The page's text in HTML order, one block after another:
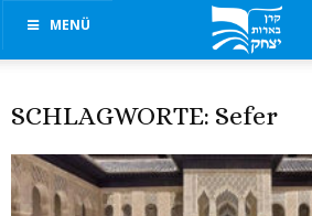
MENÜ
SCHLAGWORTE: Sefer